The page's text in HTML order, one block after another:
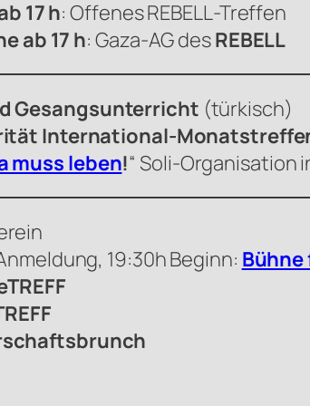
17 h: OffenesREBELL-Treffen
ab 17 h: Gaza-AG desREBELL
Gesangsunterricht (türkisch)
International-
muss leben!“ Soli-Organisation
19:30h Beginn: Bühne